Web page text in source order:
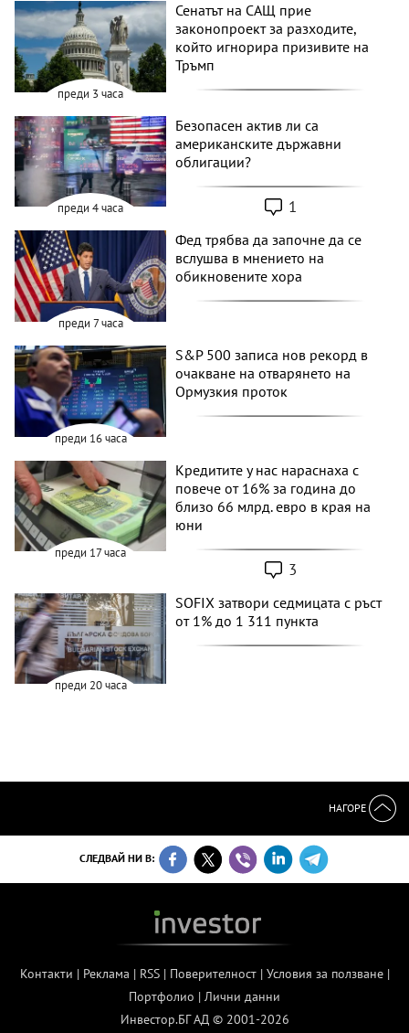
преди 3 часа
Сенатът на САЩ прие
законопроект за разходите,
който игнорира призивите на
Тръмп
преди 4 часа
Безопасен актив ли са
американските държавни
облигации?
1
преди 7 часа
Фед трябва да започне да се
вслушва в мнението на
обикновените хора
преди 16 часа
S&P 500 записа нов рекорд в
очакване на отварянето на
Ормузкия проток
преди 17 часа
Кредитите у нас нараснаха с
повече от 16% за година до
близо 66 млрд. евро в края на
юни
3
преди 20 часа
SOFIX затвори седмицата с ръст
от 1% до 1 311 пункта
НАГОРЕ
СЛЕДВАЙ НИ В:
Контакти | Реклама | RSS| Поверителност| Условия за ползване|
Портфолио | Лични данни
Инвестор.БГ АД © 2001-2026